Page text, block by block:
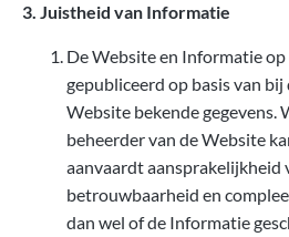
3. Juistheid van Informatie
De Website en Informatie
gepubliceerd op basis van bij
Website bekende gegevens.
beheerder van de Website
aanvaardt aansprakelijkheid
betrouwbaarheid en
dan wel of de Informatie